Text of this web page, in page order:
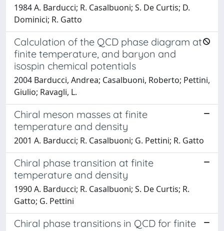
1984 A. Barducci; R. Casalbuoni; S. De Curtis; D.
Dominici; R. Gatto
Calculation of the QCD phase diagram at
finite temperature, and baryon and
isospin chemical potentials
2004 Barducci, Andrea; Casalbuoni, Roberto; Pettini,
Giulio; Ravagli, L.
Chiral meson masses at finite
temperature and density
2001 A. Barducci; R. Casalbuoni; G. Pettini; R. Gatto
Chiral phase transition at finite
temperature and density
1990 A. Barducci; R. Casalbuoni; S. De Curtis; R.
Gatto; G. Pettini
Chiral phase transitions in QCD for finite